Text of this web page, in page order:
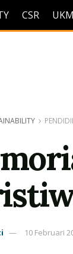
CSR
10 Februari